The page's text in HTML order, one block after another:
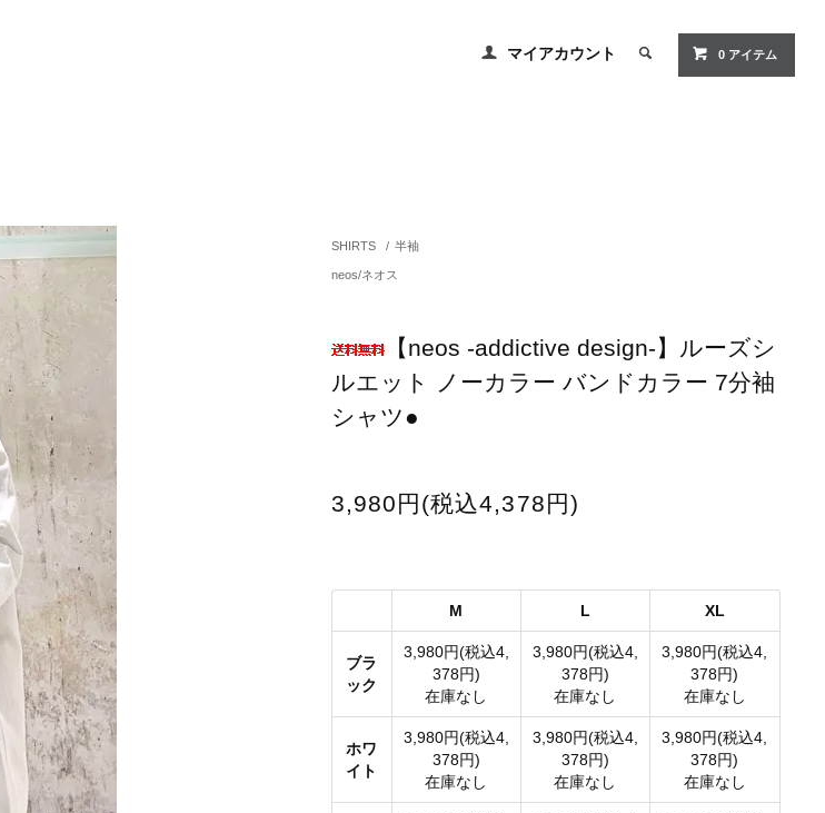
マイアカウント 0 アイテム
SHIRTS / 半袖
neos/ネオス
【neos -addictive design-】ルーズシ
ルエット ノーカラー バンドカラー 7分袖
シャツ●
3,980円(税込4,378円)
M L XL
ブラ
ック
3,980円(税込4,
378円)
在庫なし
3,980円(税込4,
378円)
在庫なし
3,980円(税込4,
378円)
在庫なし
ホワ
イト
3,980円(税込4,
378円)
在庫なし
3,980円(税込4,
378円)
在庫なし
3,980円(税込4,
378円)
在庫なし